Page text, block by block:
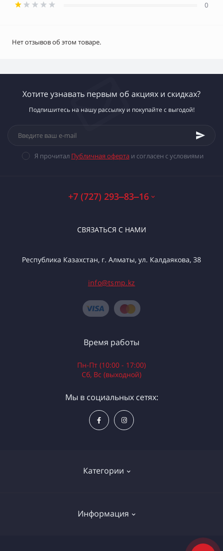
0
Нет отзывов об этом товаре.
Хотите узнавать первым об акциях и скидках?
Подпишитесь на нашу рассылку и покупайте с выгодой!
Я прочитал Публичная оферта и согласен с условиями
+7 (727) 293‒83‒16
СВЯЗАТЬСЯ С НАМИ
Республика Казахстан, г. Алматы, ул. Калдаякова, 38
info@tsmp.kz
Категории
Электроинструменты
Информация
Время работы
Пн-Пт (10:00 - 17:00)
Сб, Вс (выходной)
Мы в социальных сетях: